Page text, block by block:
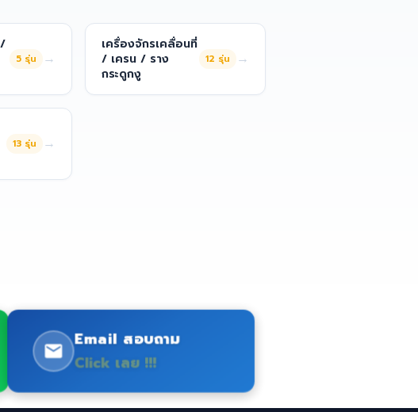
5 รุ่น →
เครื่องจักรเคลื่อนที่
/ เครน / ราง
กระดูกงู
12 รุ่น →
13 รุ่น →
Email สอบถาม
Click เลย !!!